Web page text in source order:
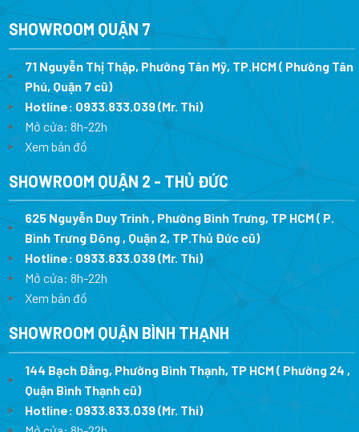
SHOWROOM QUẬN 7
71 Nguyễn Thị Thập, Phường Tân Mỹ, TP.HCM ( Phường Tân
Phú, Quận 7 cũ)
Hotline: 0933.833.039(Mr. Thi)
Mở cửa: 8h-22h
Xem bản đồ
SHOWROOM QUẬN 2 - THỦ ĐỨC
625 Nguyễn Duy Trinh , Phường Bình Trưng, TP HCM ( P.
Bình Trưng Đông , Quận 2, TP.Thủ Đức cũ)
Hotline: 0933.833.039(Mr. Thi)
Mở cửa: 8h-22h
Xem bản đồ
SHOWROOM QUẬN BÌNH THẠNH
144 Bạch Đằng, Phường Bình Thạnh, TP HCM ( Phường 24 ,
Quận Bình Thạnh cũ)
Hotline: 0933.833.039(Mr. Thi)